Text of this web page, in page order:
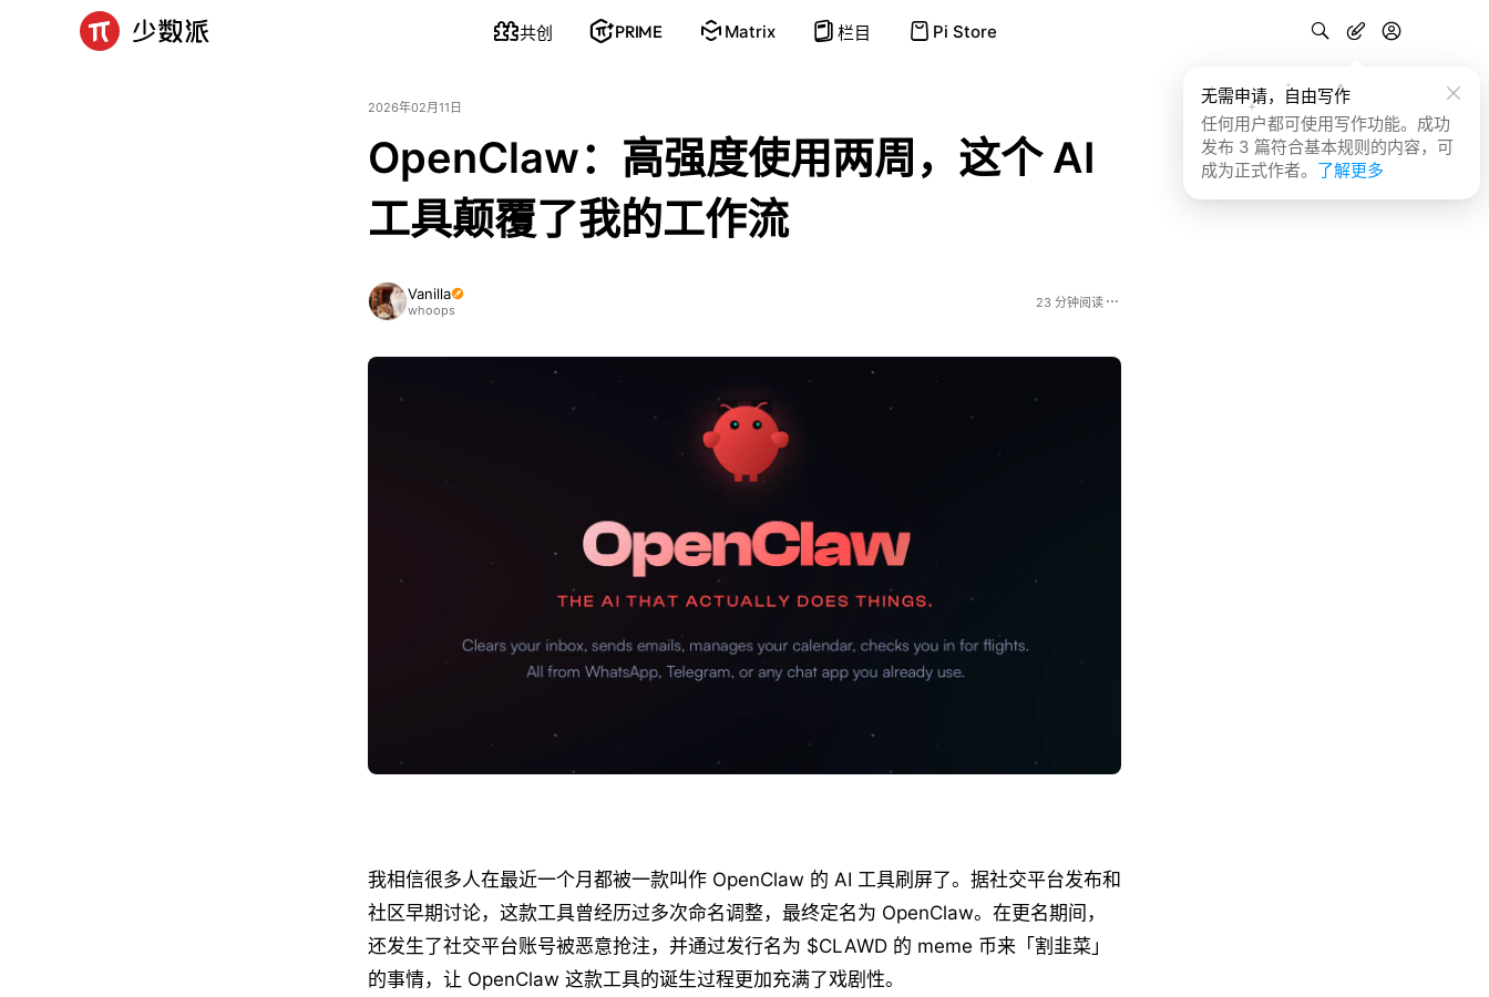
共创 PRIME Matrix 栏目 Pi Store
无需申请，自由写作
任何用户都可使用写作功能。成功
发布 3 篇符合基本规则的内容，可
成为正式作者。 了解更多
2026年02月11日
OpenClaw：高强度使用两周，这个 AI
工具颠覆了我的工作流
Vanilla
whoops 23 分钟阅读
我相信很多人在最近一个月都被一款叫作 OpenClaw 的 AI 工具刷屏了。据社交平台发布和
社区早期讨论，这款工具曾经历过多次命名调整，最终定名为 OpenClaw。在更名期间，
还发生了社交平台账号被恶意抢注，并通过发行名为 $CLAWD 的 meme 币来「割韭菜」
的事情，让 OpenClaw 这款工具的诞生过程更加充满了戏剧性。